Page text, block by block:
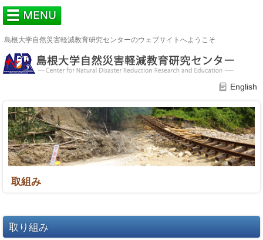
島根大学自然災害軽減教育研究センターのウェブサイトへようこそ
English
取組み
取り組み